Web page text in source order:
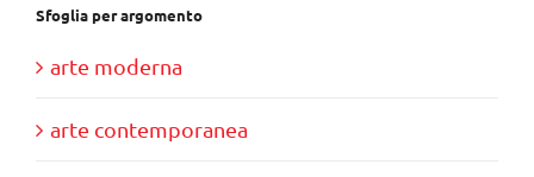
Sfoglia per argomento
arte moderna
arte contemporanea